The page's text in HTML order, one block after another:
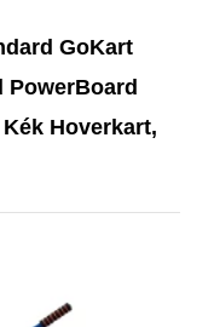
GoKart
PowerBoard
Hoverkart,